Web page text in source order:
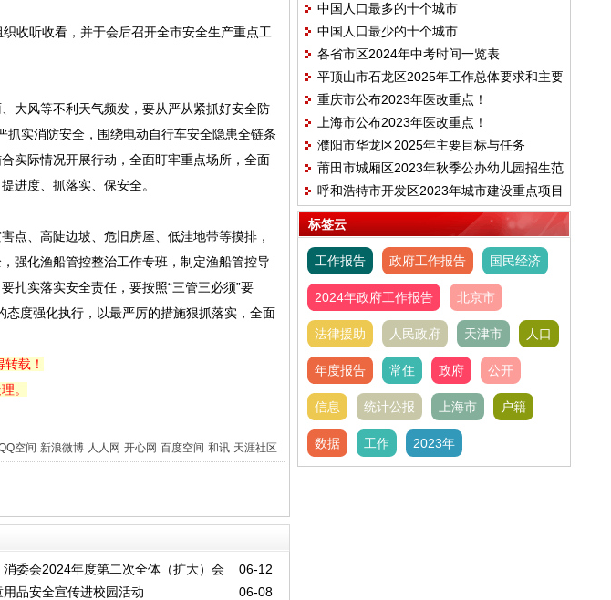
收听收看，并于会后召开全市安全生产重点工
风等不利天气频发，要从严从紧抓好安全防
抓实消防安全，围绕电动自行车安全隐患全链条
实际情况开展行动，全面盯牢重点场所，全面
进度、抓落实、保安全。
、高陡边坡、危旧房屋、低洼地带等摸排，
强化渔船管控整治工作专班，制定渔船管控导
扎实落实安全责任，要按照“三管三必须”要
态度强化执行，以最严厉的措施狠抓落实，全面
载！
。
空间 新浪微博 人人网 开心网 百度空间 和讯 天涯社区
06-12
委会2024年度第二次全体（扩大）会
06-08
品安全宣传进校园活动
中国人口最多的十个城市
中国人口最少的十个城市
各省市区2024年中考时间一览表
平顶山市石龙区2025年工作总体要求和主要
目标
重庆市公布2023年医改重点！
上海市公布2023年医改重点！
濮阳市华龙区2025年主要目标与任务
莆田市城厢区2023年秋季公办幼儿园招生范
围、时间及电话的公告
呼和浩特市开发区2023年城市建设重点项目
建设计划
标签云
工作报告 政府工作报告 国民经济
2024年政府工作报告 北京市
法律援助 人民政府 天津市 人口
年度报告 常住 政府 公开
信息 统计公报 上海市 户籍
数据 工作 2023年